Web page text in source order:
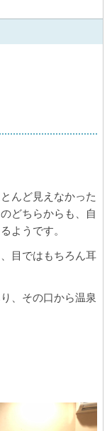
んど見えなかった
どちらからも、自
ようです。
目ではもちろん耳
、その口から温泉